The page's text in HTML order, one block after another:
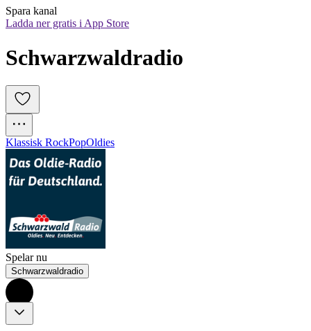
Spara kanal
Ladda ner gratis i App Store
Schwarzwaldradio
Klassisk RockPopOldies
Spelar nu
Schwarzwaldradio